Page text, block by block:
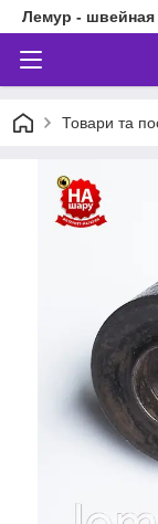
Лемур - швейная
Товари та